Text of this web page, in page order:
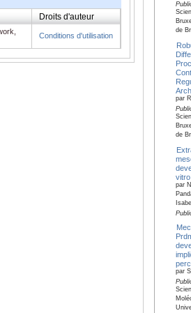
Droits d'auteur
Conditions d'utilisation
de
par
de
par
par